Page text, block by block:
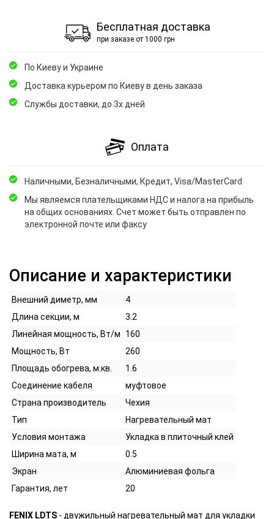
Бесплатная доставка
при заказе от 1000 грн
По Киеву и Украине
Доставка курьером по Киеву в день заказа
Службы доставки, до 3х дней
Оплата
Наличными, Безналичными, Кредит, Visa/MasterCard
Мы являемся плательщиками НДС и налога на прибыль
на общих основаниях. Счет может быть отправлен по
электронной почте или факсу
Описание и характеристики
Внешний диметр, мм
4
Длина секции, м
3.2
Линейная мощность, Вт/м
160
Мощность, Вт
260
Площадь обогрева, м.кв.
1.6
Соединение кабеля
муфтовое
Страна производитель
Чехия
Тип
Нагревательный мат
Условия монтажа
Укладка в плиточный клей
Ширина мата, м
0.5
Экран
Алюминиевая фольга
Гарантия, лет
20
FENIX LDTS - двужильный нагревательный мат для укладки